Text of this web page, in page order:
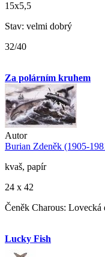
15x5,5
Stav: velmi dobrý
32/40
Za polárním kruhem
Autor
Burian Zdeněk (1905-
kvaš, papír
24 x 42
Čeněk Charous: Lovecká
Lucky Fish